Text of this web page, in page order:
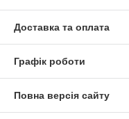
Доставка та оплата
Графік роботи
Повна версія сайту